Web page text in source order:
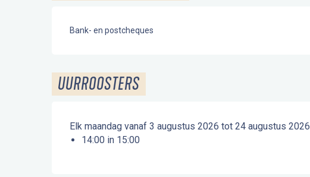
Bank- en postcheques
UURROOSTERS
Elk maandag vanaf 3 augustus 2026 tot 24 augustus 2026
14:00 in 15:00